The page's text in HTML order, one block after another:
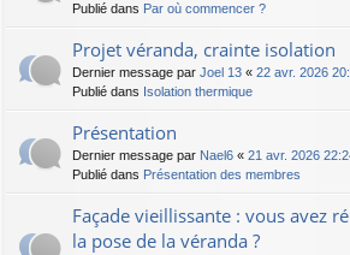
Publié dans Par où commencer ?
Projet véranda, crainte isolation
Dernier message par Joel 13 « 22 avr. 2026
Publié dans Isolation thermique
Présentation
Dernier message par Nael6 « 21 avr. 2026
Publié dans Présentation des membres
Façade vieillissante : vous avez
la pose de la véranda ?